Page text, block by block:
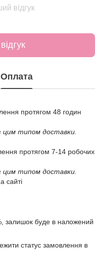
відгук
Оплата
протягом 48 годин
цим типом доставки.
протягом 7-14 робочих
цим типом доставки.
сайті
залишок буде в наложений
статус замовлення в